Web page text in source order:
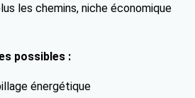
les chemins, niche économique
possibles :
énergétique